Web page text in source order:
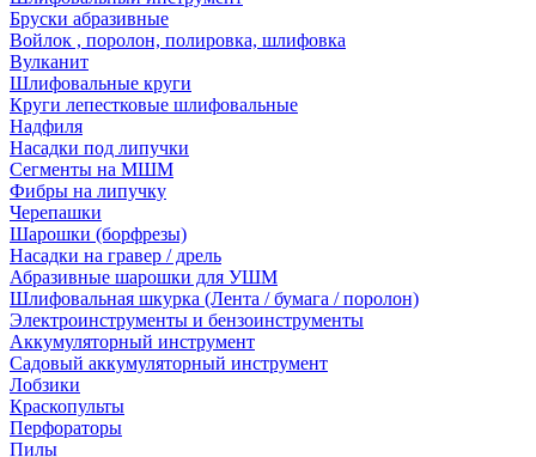
Бруски абразивные
Войлок , поролон, полировка, шлифовка
Вулканит
Шлифовальные круги
Круги лепестковые шлифовальные
Надфиля
Насадки под липучки
Сегменты на МШМ
Фибры на липучку
Черепашки
Шарошки (борфрезы)
Насадки на гравер / дрель
Абразивные шарошки для УШМ
Шлифовальная шкурка (Лента / бумага / поролон)
Электроинструменты и бензоинструменты
Аккумуляторный инструмент
Садовый аккумуляторный инструмент
Лобзики
Краскопульты
Перфораторы
Пилы